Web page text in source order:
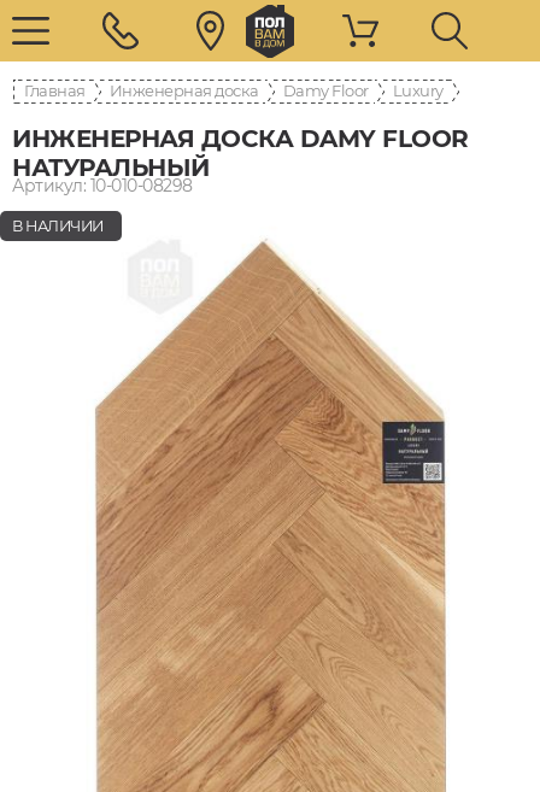
Главная Инженерная доска Damy Floor Luxury
ИНЖЕНЕРНАЯ ДОСКА DAMY FLOOR
НАТУРАЛЬНЫЙ
Артикул: 10-010-08298
В НАЛИЧИИ